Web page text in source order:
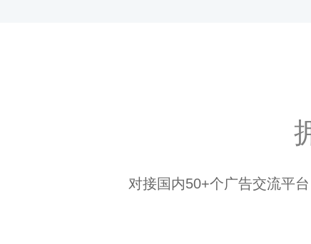
对接国内50+个广告交流平